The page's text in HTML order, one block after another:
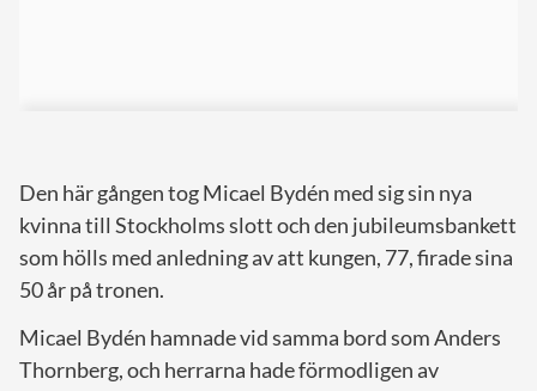
Den här gången tog Micael Bydén med sig sin nya
kvinna till Stockholms slott och den jubileumsbankett
som hölls med anledning av att kungen, 77, firade sina
50 år på tronen.
Micael Bydén hamnade vid samma bord som Anders
Thornberg, och herrarna hade förmodligen av